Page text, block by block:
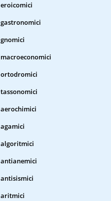
eroicomici
gastronomici
gnomici
macroeconomici
ortodromici
tassonomici
aerochimici
agamici
algoritmici
antianemici
antisismici
aritmici